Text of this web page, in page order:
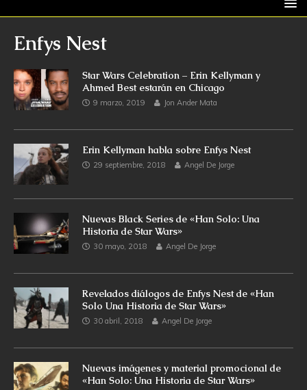
Enfys Nest
Star Wars Celebration – Erin Kellyman y
Ahmed Best estarán en Chicago
9 marzo, 2019 Jon Ander Mata
Erin Kellyman habla sobre Enfys Nest
29 septiembre, 2018 Angel De Jorge
Nuevas Black Series de «Han Solo: Una
Historia de Star Wars»
30 mayo, 2018 Angel De Jorge
Revelados diálogos de Enfys Nest de «Han
Solo Una Historia de Star Wars»
30 abril, 2018 Angel De Jorge
Nuevas imágenes y material promocional de
«Han Solo: Una Historia de Star Wars»